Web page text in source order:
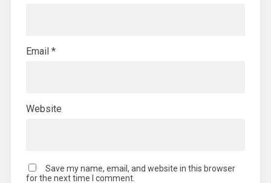
Email *
Website
Save my name, email, and website in this browser
for the next time I comment.